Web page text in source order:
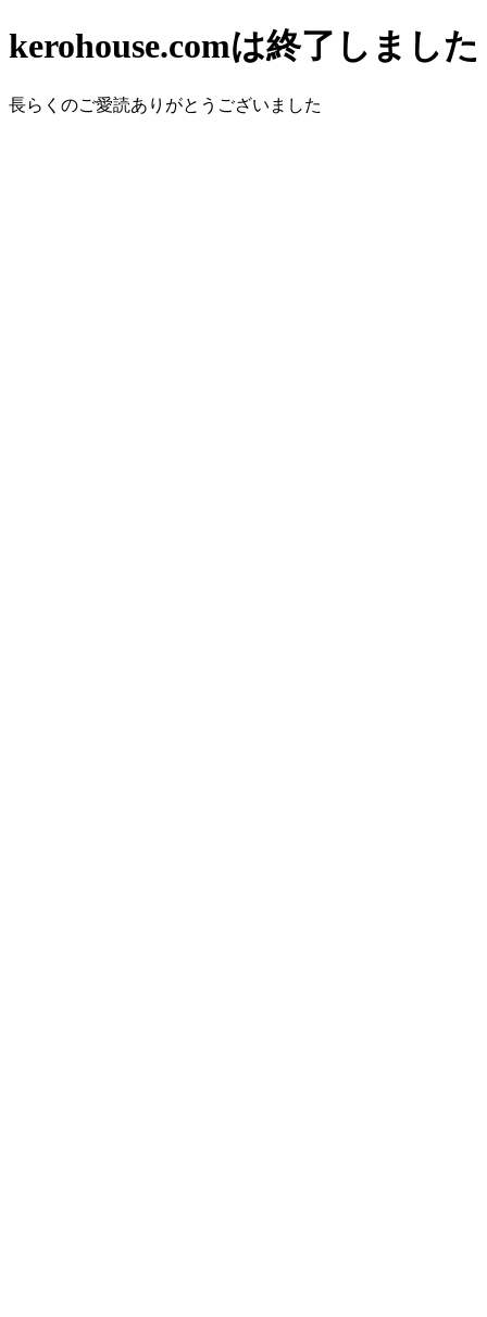
kerohouse.comは終了しました
長らくのご愛読ありがとうございました